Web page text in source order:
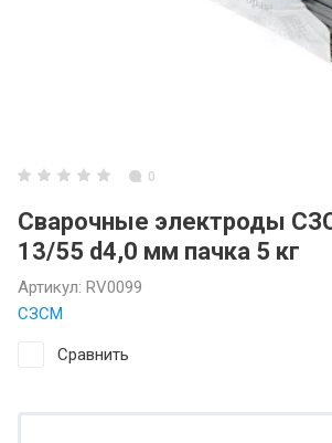
0
Сварочные электроды
13/55 d4,0 мм пачка 5 кг
Артикул: RV0099
СЗСМ
Сравнить